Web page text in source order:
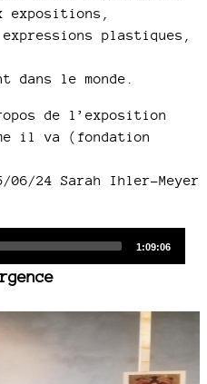
expositions,
plastiques,
dans le monde.
de l’exposition
il va (fondation
24 Sarah Ihler-Meyer
Total
1:09:06